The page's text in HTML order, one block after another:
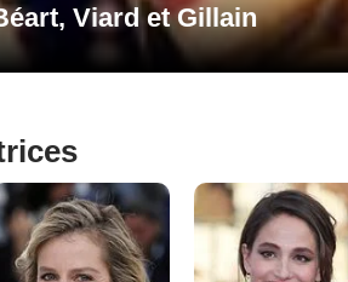
Viard et Gillain